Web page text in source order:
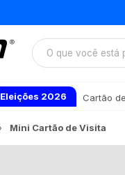
Eleições 2026 Cartão
Mini Cartão de Visita